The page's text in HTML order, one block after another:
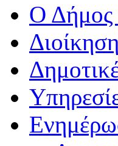
Ο Δήμος
Διοίκηση